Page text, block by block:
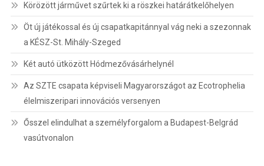
Körözött járművet szűrtek ki a röszkei határátkelőhelyen
Öt új játékossal és új csapatkapitánnyal vág neki a szezonnak
a KÉSZ-St. Mihály-Szeged
Két autó ütközött Hódmezővásárhelynél
Az SZTE csapata képviseli Magyarországot az Ecotrophelia
élelmiszeripari innovációs versenyen
Ősszel elindulhat a személyforgalom a Budapest-Belgrád
vasútvonalon